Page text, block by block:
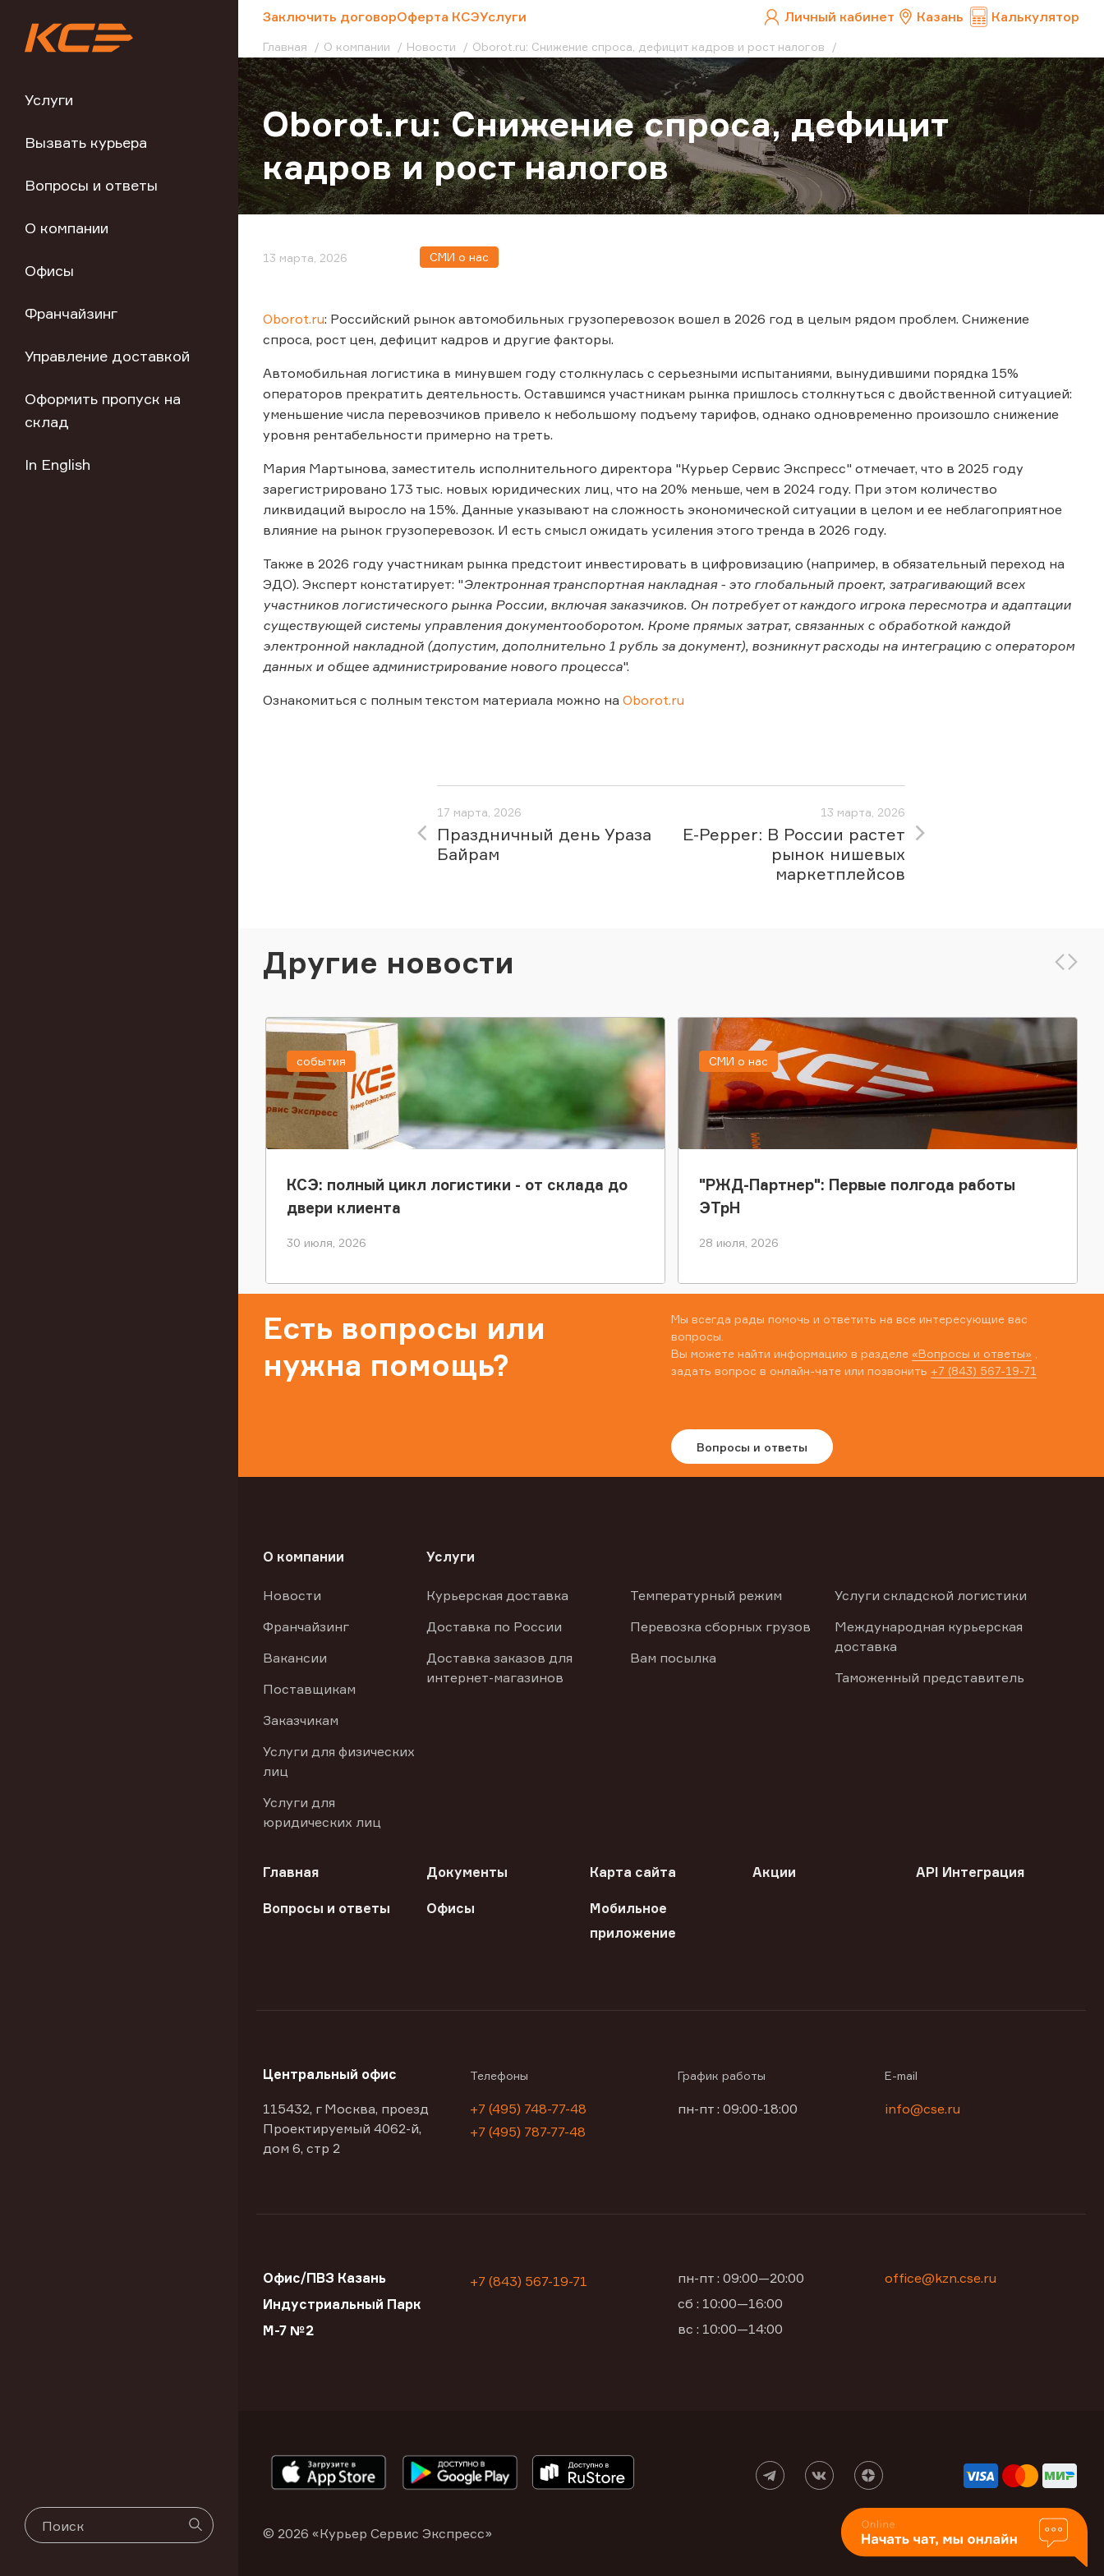
Услуги
Вызвать курьера
Вопросы и ответы
О компании
Офисы
Франчайзинг
Управление доставкой
Оформить пропуск на
склад
In English
Заключить договорОферта КСЭУслуги Личный кабинет Казань Калькулятор
Главная О компании Новости Oborot.ru: Снижение спроса, дефицит кадров и рост налогов
Oborot.ru: Снижение спроса, дефицит
кадров и рост налогов
13 марта, 2026 СМИ о нас
Oborot.ru: Российский рынок автомобильных грузоперевозок вошел в 2026 год в целым рядом проблем. Снижение
спроса, рост цен, дефицит кадров и другие факторы.
Автомобильная логистика в минувшем году столкнулась с серьезными испытаниями, вынудившими порядка 15%
операторов прекратить деятельность. Оставшимся участникам рынка пришлось столкнуться с двойственной ситуацией:
уменьшение числа перевозчиков привело к небольшому подъему тарифов, однако одновременно произошло снижение
уровня рентабельности примерно на треть.
Мария Мартынова, заместитель исполнительного директора "Курьер Сервис Экспресс" отмечает, что в 2025 году
зарегистрировано 173 тыс. новых юридических лиц, что на 20% меньше, чем в 2024 году. При этом количество
ликвидаций выросло на 15%. Данные указывают на сложность экономической ситуации в целом и ее неблагоприятное
влияние на рынок грузоперевозок. И есть смысл ожидать усиления этого тренда в 2026 году.
Также в 2026 году участникам рынка предстоит инвестировать в цифровизацию (например, в обязательный переход на
ЭДО). Эксперт констатирует: "Электронная транспортная накладная - это глобальный проект, затрагивающий всех
участников логистического рынка России, включая заказчиков. Он потребует от каждого игрока пересмотра и адаптации
существующей системы управления документооборотом. Кроме прямых затрат, связанных с обработкой каждой
электронной накладной (допустим, дополнительно 1 рубль за документ), возникнут расходы на интеграцию с оператором
данных и общее администрирование нового процесса".
Ознакомиться с полным текстом материала можно на Oborot.ru
17 марта, 2026
Праздничный день Ураза
Байрам
13 марта, 2026
E-Pepper: В России растет
рынок нишевых
маркетплейсов
Другие новости
КСЭ: полный цикл логистики - от склада до
двери клиента
30 июля, 2026
события
"РЖД-Партнер": Первые полгода работы
ЭТрН
28 июля, 2026
СМИ о нас
Есть вопросы или
нужна помощь?
Мы всегда рады помочь и ответить на все интересующие вас
вопросы.
Вы можете найти информацию в разделе «Вопросы и ответы»
задать вопрос в онлайн-чате или позвонить +7 (843) 567-19-71
Вопросы и ответы
О компании
Новости
Франчайзинг
Вакансии
Поставщикам
Заказчикам
Услуги для физических
лиц
Услуги для
юридических лиц
Услуги
Курьерская доставка
Доставка по России
Доставка заказов для
интернет-магазинов
Температурный режим
Перевозка сборных грузов
Вам посылка
Услуги складской логистики
Международная курьерская
доставка
Таможенный представитель
Главная Документы Карта сайта Акции API Интеграция
Вопросы и ответы Офисы
Мобильное
приложение
Центральный офис
115432, г Москва, проезд
Проектируемый 4062-й,
дом 6, стр 2
Телефоны
+7 (495) 748-77-48
+7 (495) 787-77-48
График работы
пн-пт : 09:00-18:00
E-mail
info@cse.ru
Офис/ПВЗ Казань
Индустриальный Парк
М-7 №2
+7 (843) 567-19-71
пн-пт : 09:00—20:00
сб : 10:00—16:00
вс : 10:00—14:00
office@kzn.cse.ru
© 2026 «Курьер Сервис Экспресс»